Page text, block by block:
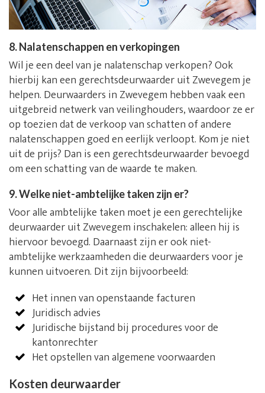
8. Nalatenschappen en verkopingen
Wil je een deel van je nalatenschap verkopen? Ook
hierbij kan een gerechtsdeurwaarder uit Zwevegem je
helpen. Deurwaarders in Zwevegem hebben vaak een
uitgebreid netwerk van veilinghouders, waardoor ze er
op toezien dat de verkoop van schatten of andere
nalatenschappen goed en eerlijk verloopt. Kom je niet
uit de prijs? Dan is een gerechtsdeurwaarder bevoegd
om een schatting van de waarde te maken.
9. Welke niet-ambtelijke taken zijn er?
Voor alle ambtelijke taken moet je een gerechtelijke
deurwaarder uit Zwevegem inschakelen: alleen hij is
hiervoor bevoegd. Daarnaast zijn er ook niet-
ambtelijke werkzaamheden die deurwaarders voor je
kunnen uitvoeren. Dit zijn bijvoorbeeld:
Het innen van openstaande facturen
Juridisch advies
Juridische bijstand bij procedures voor de
kantonrechter
Het opstellen van algemene voorwaarden
Kosten deurwaarder